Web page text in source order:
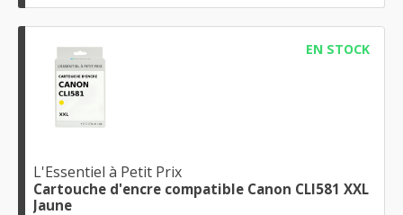
EN STOCK
L'Essentiel à Petit Prix
Cartouche d'encre compatible Canon CLI581 XXL
Jaune